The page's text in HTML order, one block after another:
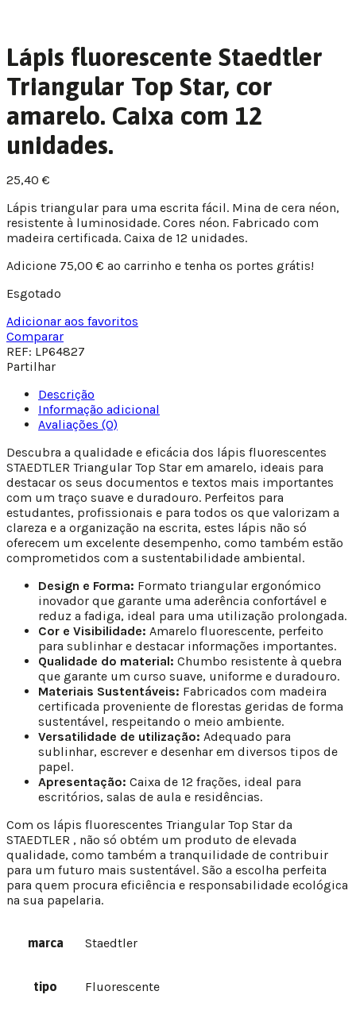
Lápis fluorescente Staedtler
Triangular Top Star, cor
amarelo. Caixa com 12
unidades.
25,40 €
Lápis triangular para uma escrita fácil. Mina de cera néon,
resistente à luminosidade. Cores néon. Fabricado com
madeira certificada. Caixa de 12 unidades.
Adicione 75,00 € ao carrinho e tenha os portes grátis!
Esgotado
Adicionar aos favoritos
Comparar
REF: LP64827
Partilhar
Descrição
Informação adicional
Avaliações (0)
Descubra a qualidade e eficácia dos lápis fluorescentes
STAEDTLER Triangular Top Star em amarelo, ideais para
destacar os seus documentos e textos mais importantes
com um traço suave e duradouro. Perfeitos para
estudantes, profissionais e para todos os que valorizam a
clareza e a organização na escrita, estes lápis não só
oferecem um excelente desempenho, como também estão
comprometidos com a sustentabilidade ambiental.
Design e Forma: Formato triangular ergonómico
inovador que garante uma aderência confortável e
reduz a fadiga, ideal para uma utilização prolongada.
Cor e Visibilidade: Amarelo fluorescente, perfeito
para sublinhar e destacar informações importantes.
Qualidade do material: Chumbo resistente à quebra
que garante um curso suave, uniforme e duradouro.
Materiais Sustentáveis: Fabricados com madeira
certificada proveniente de florestas geridas de forma
sustentável, respeitando o meio ambiente.
Versatilidade de utilização: Adequado para
sublinhar, escrever e desenhar em diversos tipos de
papel.
Apresentação: Caixa de 12 frações, ideal para
escritórios, salas de aula e residências.
Com os lápis fluorescentes Triangular Top Star da
STAEDTLER , não só obtém um produto de elevada
qualidade, como também a tranquilidade de contribuir
para um futuro mais sustentável. São a escolha perfeita
para quem procura eficiência e responsabilidade ecológica
na sua papelaria.
marca Staedtler
tipo Fluorescente